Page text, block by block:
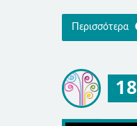
Περισσότερα
18